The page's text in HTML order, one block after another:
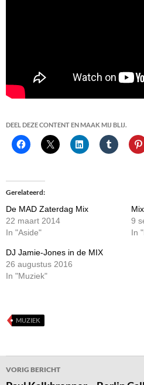
DEEL DEZE CONTENT EN MAAK MIJ BLIJ.
Gerelateerd
De MAD Zaterdag Mix
22 maart 2014
In "Aside"
9
In
DJ Jamie-Jones in de MIX
26 augustus 2016
In "Muziek"
MUZIEK
Bericht
VORIG BERICHT